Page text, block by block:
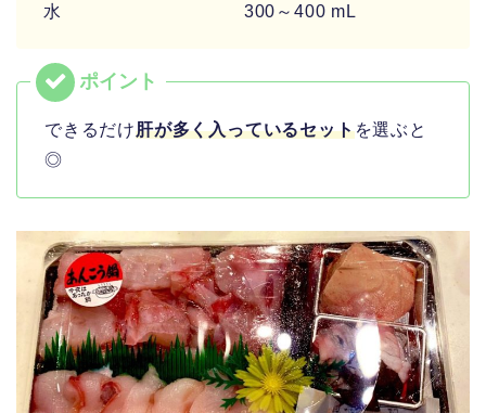
水 300～400 mL
できるだけ肝が多く入っているセットを選ぶと
◎